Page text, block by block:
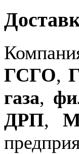
ГСГО,
газа,
ДРП,